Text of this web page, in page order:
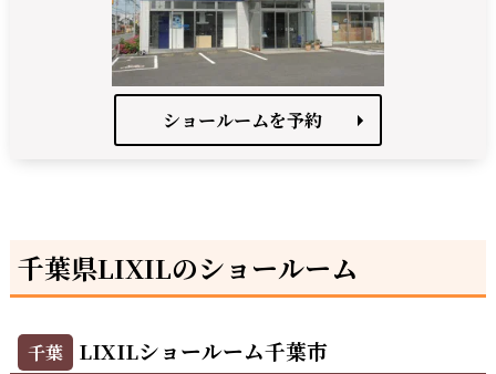
ショールームを予約
千葉県LIXILのショールーム
千葉 LIXILショールーム千葉市